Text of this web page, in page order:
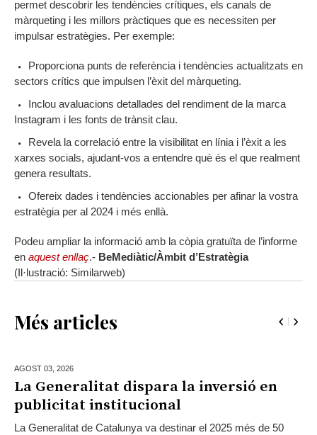
permet descobrir les tendències crítiques, els canals de
màrqueting i les millors pràctiques que es necessiten per
impulsar estratègies. Per exemple:
Proporciona punts de referència i tendències actualitzats en
sectors crítics que impulsen l’èxit del màrqueting.
Inclou avaluacions detallades del rendiment de la marca
Instagram i les fonts de trànsit clau.
Revela la correlació entre la visibilitat en línia i l’èxit a les
xarxes socials, ajudant-vos a entendre què és el que realment
genera resultats.
Ofereix dades i tendències accionables per afinar la vostra
estratègia per al 2024 i més enllà.
Podeu ampliar la informació amb la còpia gratuïta de l’informe
en aquest enllaç.- BeMediàtic/Àmbit d’Estratègia
(Il·lustració: Similarweb)
Més articles
AGOST 03, 2026
La Generalitat dispara la inversió en
publicitat institucional
La Generalitat de Catalunya va destinar el 2025 més de 50